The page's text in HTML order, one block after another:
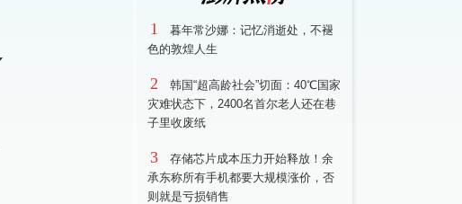
1
暮年常沙娜：记忆消逝处，不褪
色的敦煌人生
2
韩国“超高龄社会”切面：40℃国家
灾难状态下，2400名首尔老人还在巷
子里收废纸
3
存储芯片成本压力开始释放！余
承东称所有手机都要大规模涨价，否
则就是亏损销售